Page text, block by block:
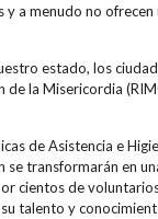
y a menudo no ofrecen
estado, los
de la Misericordia
de Asistencia e
se transformarán en
cientos de
talento y